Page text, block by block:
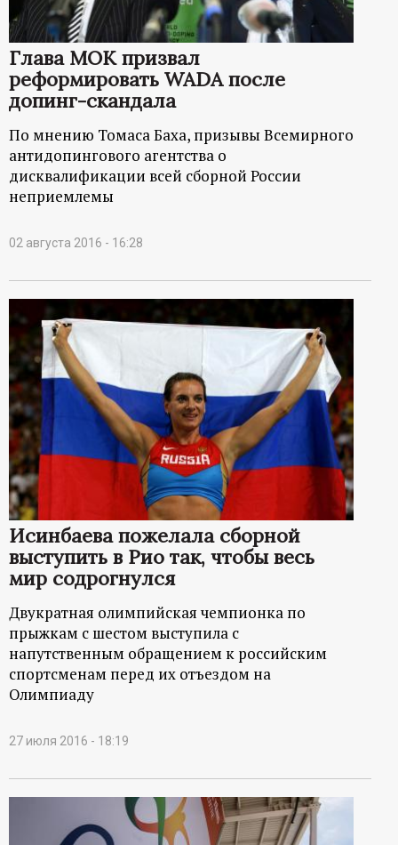
о
р
т
а
л
Глава МОК призвал
реформировать WADA после
допинг-скандала
По мнению Томаса Баха, призывы Всемирного
антидопингового агентства о
дисквалификации всей сборной России
неприемлемы
02 августа 2016 - 16:28
Исинбаева пожелала сборной
выступить в Рио так, чтобы весь
мир содрогнулся
Двукратная олимпийская чемпионка по
прыжкам с шестом выступила с
напутственным обращением к российским
спортсменам перед их отъездом на
Олимпиаду
27 июля 2016 - 18:19